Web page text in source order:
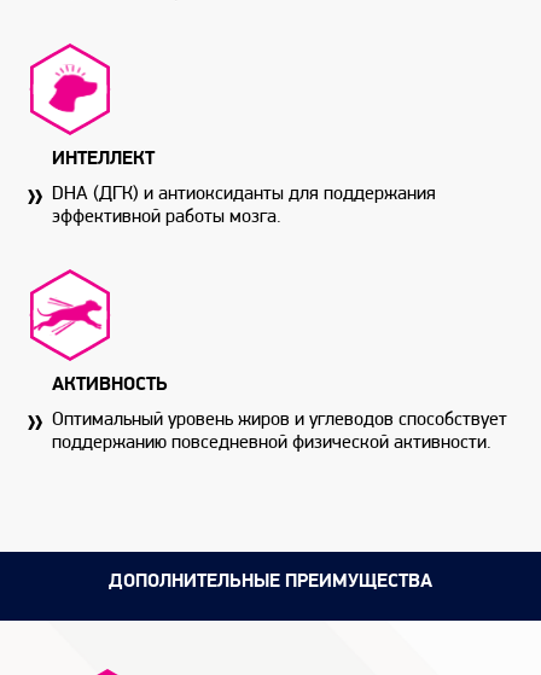
ИНТЕЛЛЕКТ
DHA (ДГК) и антиоксиданты для поддержания
эффективной работы мозга.
АКТИВНОСТЬ
Оптимальный уровень жиров и углеводов способствует
поддержанию повседневной физической активности.
ДОПОЛНИТЕЛЬНЫЕ ПРЕИМУЩЕСТВА